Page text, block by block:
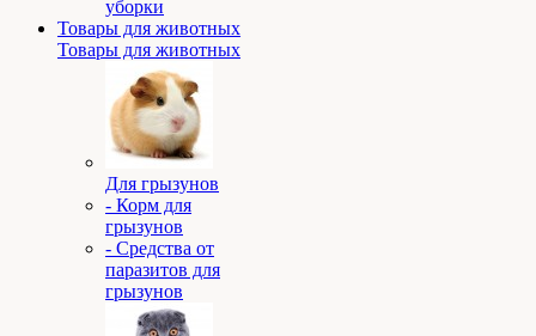
уборки
Товары для животных
Товары для животных
Для грызунов
- Корм для
грызунов
- Средства от
паразитов для
грызунов